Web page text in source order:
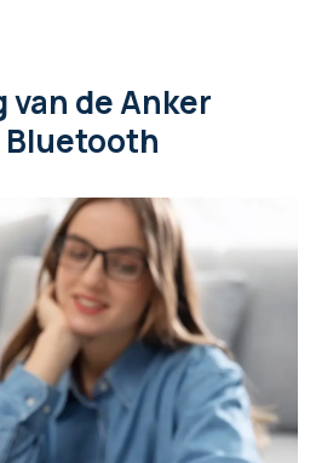
van de Anker
Bluetooth